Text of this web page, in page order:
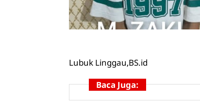
Lubuk Linggau,BS.id
Baca Juga: